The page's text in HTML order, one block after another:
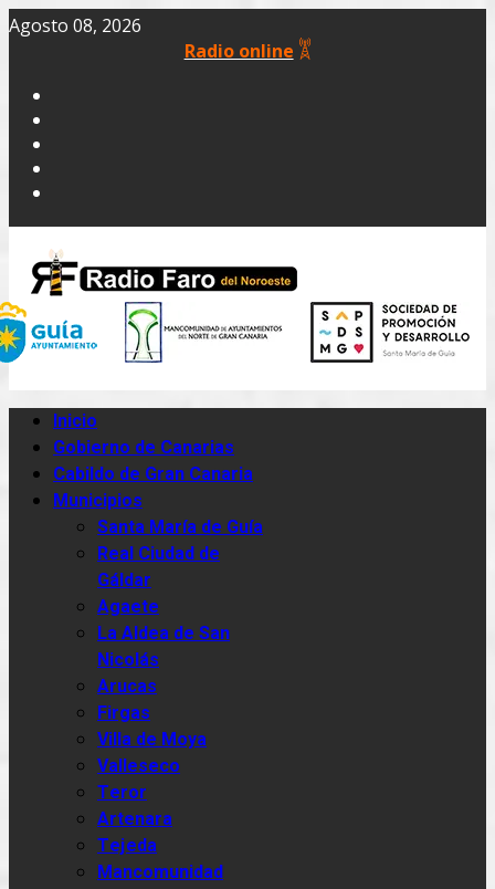
Agosto 08, 2026
Radio online
Inicio
Gobierno de Canarias
Cabildo de Gran Canaria
Municipios
Santa María de Guía
Real Ciudad de
Gáldar
Agaete
La Aldea de San
Nicolás
Arucas
Firgas
Villa de Moya
Valleseco
Teror
Artenara
Tejeda
Mancomunidad